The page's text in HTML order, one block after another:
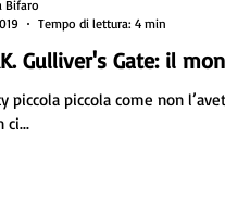
Gulliver's Gate: il
piccola piccola come non
ci...
Bifaro
Tempo di lettura: 4 min